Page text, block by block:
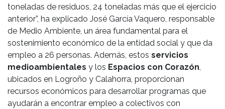
toneladas de residuos, 24 toneladas más que el ejercicio
anterior”, ha explicado José García Vaquero, responsable
de Medio Ambiente, un área fundamental para el
sostenimiento económico de la entidad social y que da
empleo a 26 personas. Además, estos servicios
medioambientales y los Espacios con Corazón
ubicados en Logroño y Calahorra, proporcionan
recursos económicos para desarrollar programas que
ayudarán a encontrar empleo a colectivos con